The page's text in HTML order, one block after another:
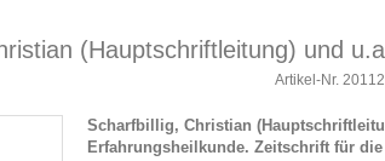
(Hauptschriftleitung) und
Artikel-Nr. 20112
Scharfbillig, Christian
Erfahrungsheilkunde. Zeitschrift für